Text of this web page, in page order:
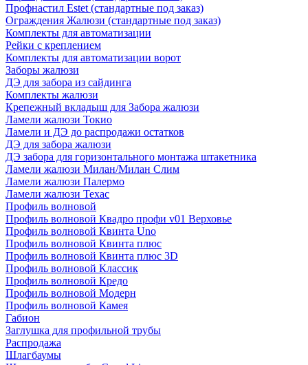
Профнастил Estet (стандартные под заказ)
Ограждения Жалюзи (стандартные под заказ)
Комплекты для автоматизации
Рейки с креплением
Комплекты для автоматизации ворот
Заборы жалюзи
ДЭ для забора из сайдинга
Комплекты жалюзи
Крепежный вкладыш для Забора жалюзи
Ламели жалюзи Токио
Ламели и ДЭ до распродажи остатков
ДЭ для забора жалюзи
ДЭ забора для горизонтального монтажа штакетника
Ламели жалюзи Милан/Милан Слим
Ламели жалюзи Палермо
Ламели жалюзи Техас
Профиль волновой
Профиль волновой Квадро профи v01 Верховье
Профиль волновой Квинта Uno
Профиль волновой Квинта плюс
Профиль волновой Квинта плюс 3D
Профиль волновой Классик
Профиль волновой Кредо
Профиль волновой Модерн
Профиль волновой Камея
Габион
Заглушка для профильной трубы
Распродажа
Шлагбаумы